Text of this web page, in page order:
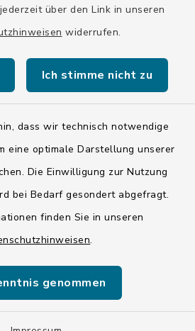
über den Link in unseren
widerrufen.
Ich stimme nicht zu
dass wir technisch notwendige
eine optimale Darstellung unserer
Die Einwilligung zur Nutzung
bei Bedarf gesondert abgefragt.
finden Sie in unseren
.
genommen
Kontakt
Impressum
Sitemap
Einstellungen